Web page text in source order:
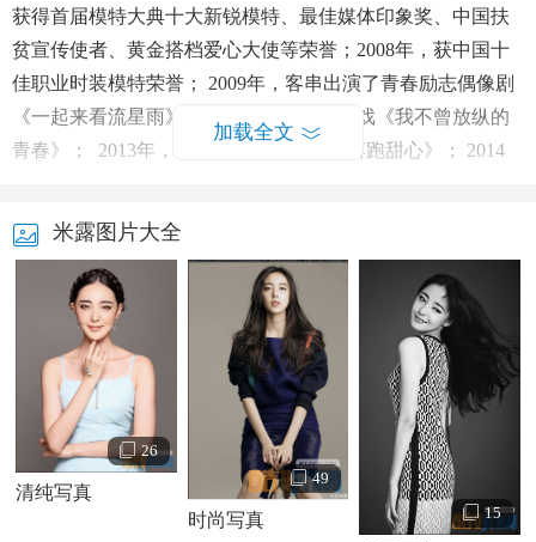
获得首届模特大典十大新锐模特、最佳媒体印象奖、中国扶
贫宣传使者、黄金搭档爱心大使等荣誉；2008年，获中国十
佳职业时装模特荣誉； 2009年，客串出演了青春励志偶像剧
《一起来看流星雨》；2012年，主演情感戏《我不曾放纵的
青春》； 2013年，主演了青春偶像剧《落跑甜心》； 2014
市情感剧《何以笙箫默》。 2017年，在蒋家骏执导的电视剧
《射雕英雄传》里饰演梅超风，同年，与
你的名字我的姓氏 》上线播出。
加载全文
米露图片大全
26
清纯写真
49
时尚写真 15